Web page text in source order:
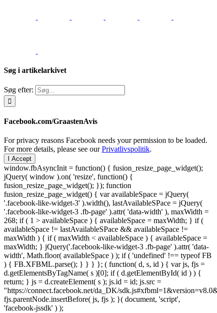
Søg i artikelarkivet
Søg efter:
Facebook.com/GraastenAvis
For privacy reasons Facebook needs your permission to be loaded.
For more details, please see ourPrivatlivspolitik.
I Accept
window.fbAsyncInit = function() { fusion_resize_page_widget();
jQuery( window ).on( 'resize', function() {
fusion_resize_page_widget(); }); function
fusion_resize_page_widget() { var availableSpace = jQuery(
'.facebook-like-widget-3' ).width(), lastAvailableSPace = jQuery(
'.facebook-like-widget-3 .fb-page' ).attr( 'data-width' ), maxWidth =
268; if ( 1 > availableSpace ) { availableSpace = maxWidth; } if (
availableSpace != lastAvailableSPace && availableSpace !=
maxWidth ) { if ( maxWidth < availableSpace ) { availableSpace =
maxWidth; } jQuery('.facebook-like-widget-3 .fb-page' ).attr( 'data-
width', Math.floor( availableSpace ) ); if ( 'undefined' !== typeof FB
) { FB.XFBML.parse(); } } } }; ( function( d, s, id ) { var js, fjs =
d.getElementsByTagName( s )[0]; if ( d.getElementById( id ) ) {
return; } js = d.createElement( s ); js.id = id; js.src =
"https://connect.facebook.net/da_DK/
fjs.parentNode.insertBefore( js, fjs ); }( document, 'script',
'facebook-jssdk' ) );